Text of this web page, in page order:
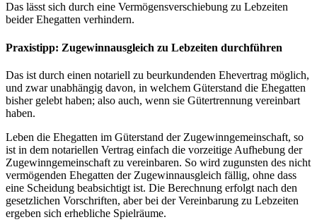
Das lässt sich durch eine Vermögensverschiebung zu Lebzeiten
beider Ehegatten verhindern.
Praxistipp: Zugewinnausgleich zu Lebzeiten durchführen
Das ist durch einen notariell zu beurkundenden Ehevertrag möglich,
und zwar unabhängig davon, in welchem Güterstand die Ehegatten
bisher gelebt haben; also auch, wenn sie Gütertrennung vereinbart
haben.
Leben die Ehegatten im Güterstand der Zugewinngemeinschaft, so
ist in dem notariellen Vertrag einfach die vorzeitige Aufhebung der
Zugewinngemeinschaft zu vereinbaren. So wird zugunsten des nicht
vermögenden Ehegatten der Zugewinnausgleich fällig, ohne dass
eine Scheidung beabsichtigt ist. Die Berechnung erfolgt nach den
gesetzlichen Vorschriften, aber bei der Vereinbarung zu Lebzeiten
ergeben sich erhebliche Spielräume.